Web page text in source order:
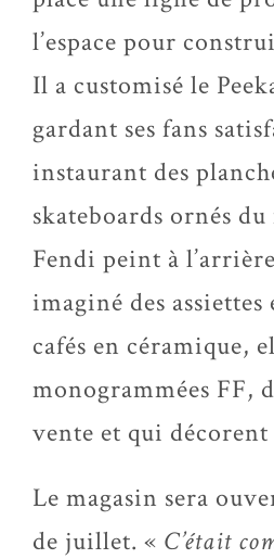
l’espace pour
Il a customisé le
gardant ses fans
instaurant des
skateboards ornés
Fendi peint à
imaginé des assiettes
cafés en céramique,
monogrammées FF,
vente et qui
Le magasin sera
de juillet. « C’était